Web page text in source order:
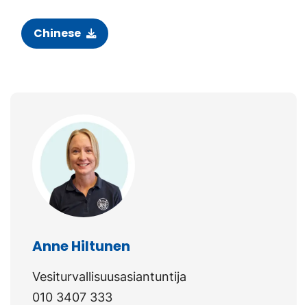
Chinese
Anne Hiltunen
Vesiturvallisuusasiantuntija
010 3407 333